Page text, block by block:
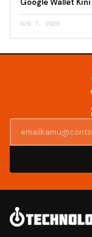
Google Wallet
AUG 7, 2026